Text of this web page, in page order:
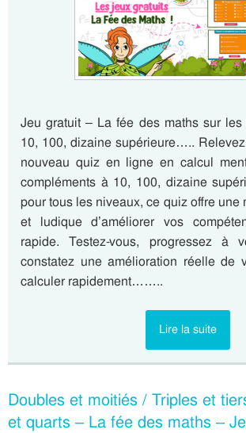
Jeu gratuit – La fée des maths sur les
10, 100, dizaine supérieure…..
nouveau quiz en ligne en calcul
compléments à 10, 100, dizaine
pour tous les niveaux, ce quiz offre une
et ludique d’améliorer vos
rapide. Testez-vous, progressez à
constatez une amélioration réelle de
calculer rapidement……..
Lire la suite
Doubles et moitiés / Triples et
et quarts – La fée des maths –